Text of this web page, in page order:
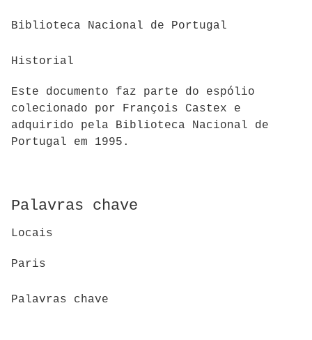
Biblioteca Nacional de Portugal
Historial
Este documento faz parte do espólio
colecionado por François Castex e
adquirido pela Biblioteca Nacional de
Portugal em 1995.
Palavras chave
Locais
Paris
Palavras chave